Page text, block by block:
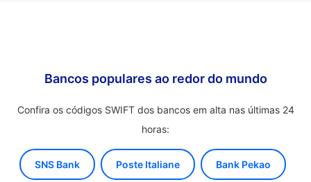
Bancos populares ao redor do mundo
Confira os códigos SWIFT dos bancos em alta nas últimas 24
horas:
SNS Bank Poste Italiane Bank Pekao